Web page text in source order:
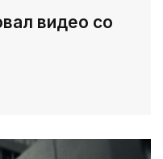
видео со